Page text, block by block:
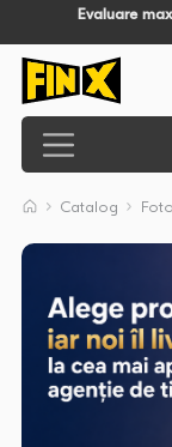
Evaluare
Catalog